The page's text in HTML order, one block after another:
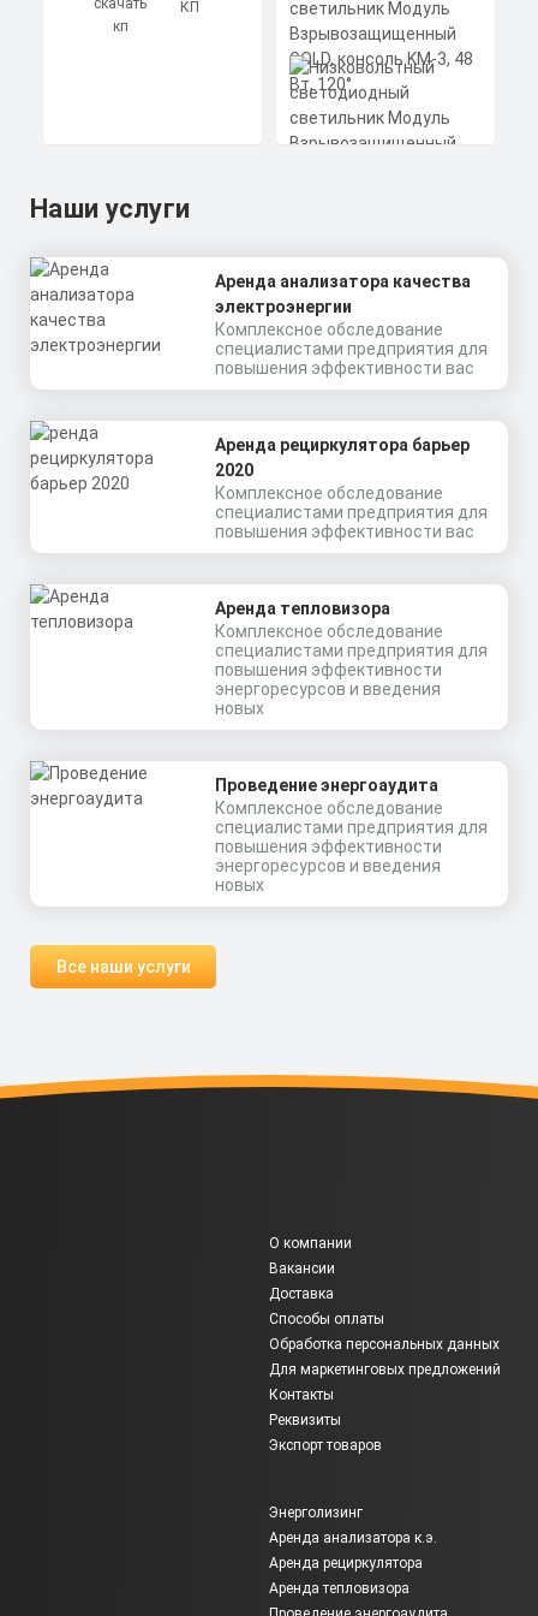
КП
КП
48 Вт, 120°
Мощность: 48 Вт
Коэффициент мощности не менее:
0,95 cos
Материал корпуса:
Экструдированный
алюминиевый профиль
Цена по запросу
Скачать
КП
Наши услуги
Аренда анализатора качества
электроэнергии
Комплексное обследование
специалистами предприятия для
повышения эффективности вас
Аренда рециркулятора барьер
2020
Комплексное обследование
специалистами предприятия для
повышения эффективности вас
Аренда тепловизора
Комплексное обследование
специалистами предприятия для
повышения эффективности
энергоресурсов и введения
новых
Проведение энергоаудита
Комплексное обследование
специалистами предприятия для
повышения эффективности
энергоресурсов и введения
новых
Все наши услуги
О компании
Вакансии
Доставка
Способы оплаты
Обработка персональных данных
Для маркетинговых предложений
Контакты
Реквизиты
Экспорт товаров
Энерголизинг
Аренда анализатора к.э.
Аренда рециркулятора
Аренда тепловизора